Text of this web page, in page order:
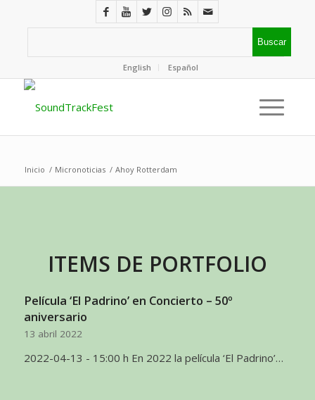
English Español
Inicio / Micronoticias / Ahoy Rotterdam
ITEMS DE PORTFOLIO
Película ‘El Padrino’ en Concierto – 50º
aniversario
13 abril 2022
2022-04-13 - 15:00 h En 2022 la película ‘El Padrino’…